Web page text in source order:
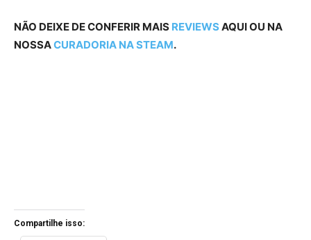
NÃO DEIXE DE CONFERIR MAIS REVIEWS AQUI OU NA
NOSSACURADORIA NA STEAM.
Compartilhe isso: